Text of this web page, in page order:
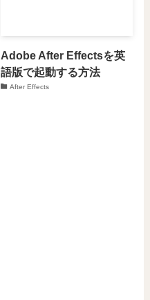
Adobe After Effectsを英
語版で起動する方法
After Effects